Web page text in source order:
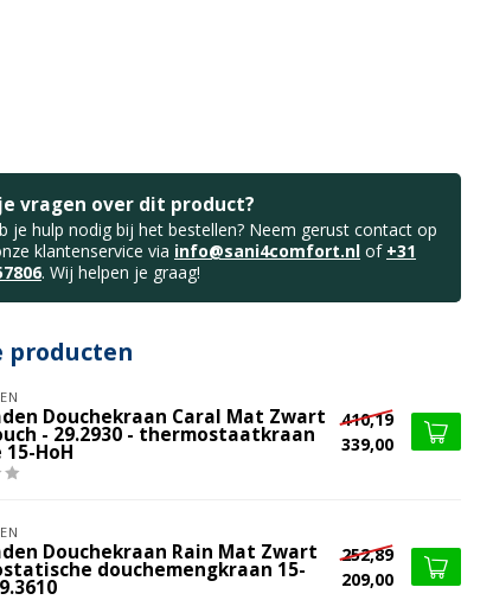
vragen over dit product?
je hulp nodig bij het bestellen? Neem gerust contact op
klantenservice via info@sani4comfort.nl of +31
. Wij helpen je graag!
producten
Douchekraan Caral Mat Zwart
- 29.2930 - thermostaatkraan
HoH
410,19
339,00
Douchekraan Rain Mat Zwart
douchemengkraan 15-
252,89
209,00